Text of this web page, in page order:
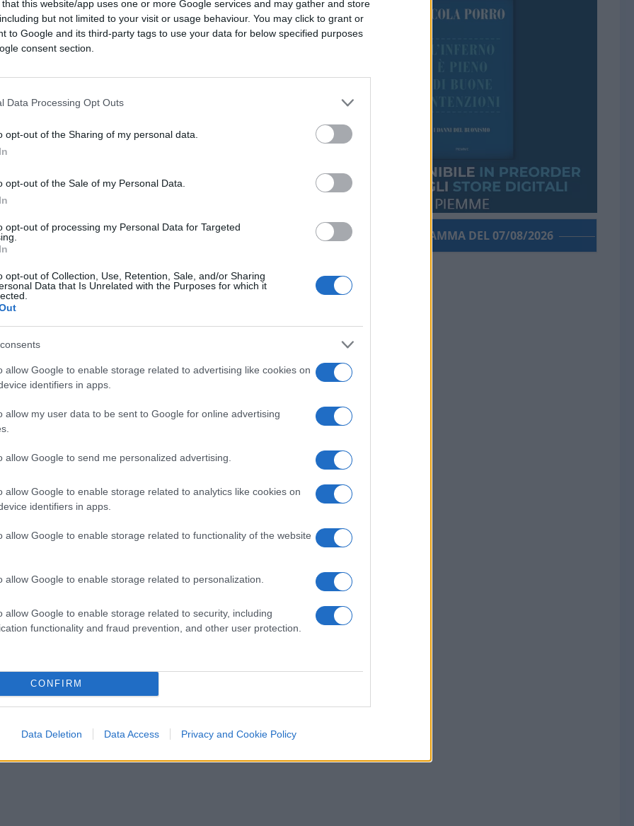
that this website/app uses one or more Google services and may gather and store
but not limited to your visit or usage behaviour. You may click to grant or
to Google and its third-party tags to use your data for below specified purposes
consent section.
Data Processing Opt Outs
opt-out of the Sharing of my personal data.
opt-out of the Sale of my Personal Data.
opt-out of processing my Personal Data for Targeted
opt-out of Collection, Use, Retention, Sale, and/or Sharing
Data that Is Unrelated with the Purposes for which it
allow Google to enable storage related to advertising like cookies on
identifiers in apps.
allow my user data to be sent to Google for online advertising
allow Google to send me personalized advertising.
allow Google to enable storage related to analytics like cookies on
identifiers in apps.
allow Google to enable storage related to functionality of the website
allow Google to enable storage related to personalization.
allow Google to enable storage related to security, including
functionality and fraud prevention, and other user protection.
CONFIRM
Data Deletion Data Access Privacy and Cookie Policy
si estende poi a tutte le attività
lo facciamo con il trasporto treni
di Riad è stata fatta con la direzione
riconosciuti come un’eccellenza non
la realizzazione e progettazione dei
(e relativi bonus). La
cui ci si diploma. Troppi prof interni: di
1.8kVisualizzazioni 6commenti
PORROGRAMMA DEL 07/08/2026